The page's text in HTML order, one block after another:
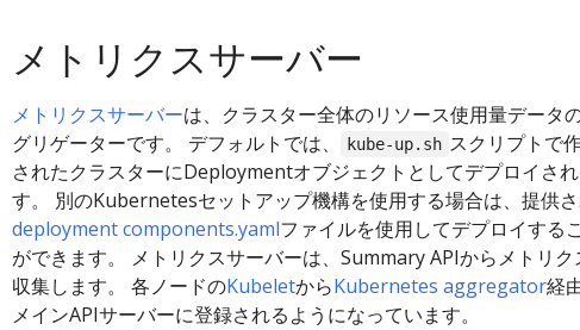
メトリクスサーバー
メトリクスサーバーは、クラスター全体のリソース使用量データ
グリゲーターです。 デフォルトでは、
kube-up.sh スクリプトで
されたクラスターにDeploymentオブジェクトとしてデプロイされ
す。 別のKubernetesセットアップ機構を使用する場合は、提供
deployment components.yamlファイルを使用してデプロイする
ができます。 メトリクスサーバーは、Summary APIからメトリク
収集します。 各ノードのKubeletからKubernetes aggregator経
メインAPIサーバーに登録されるようになっています。